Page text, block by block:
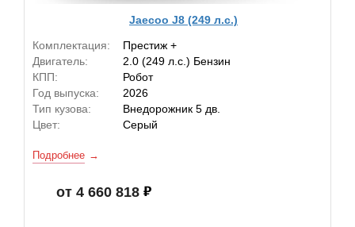
Jaecoo J8 (249 л.с.)
Комплектация:
Престиж +
Двигатель:
2.0 (249 л.с.) Бензин
КПП:
Робот
Год выпуска:
2026
Тип кузова:
Внедорожник 5 дв.
Цвет:
Серый
Подробнее
от 4 660 818